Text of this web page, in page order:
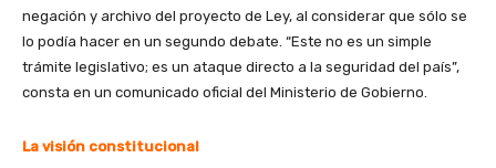
negación y archivo del proyecto de Ley, al considerar que sólo se
lo podía hacer en un segundo debate. “Este no es un simple
trámite legislativo; es un ataque directo a la seguridad del país”,
consta en un comunicado oficial del Ministerio de Gobierno.
La visión constitucional